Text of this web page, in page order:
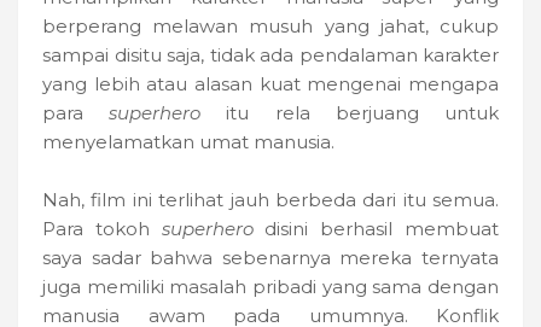
berperang melawan musuh yang jahat, cukup
sampai disitu saja, tidak ada pendalaman karakter
yang lebih atau alasan kuat mengenai mengapa
parasuperhero itu rela berjuang untuk
menyelamatkan umat manusia.
Nah, film ini terlihat jauh berbeda dari itu semua.
Para tokoh superhero disini berhasil membuat
saya sadar bahwa sebenarnya mereka ternyata
juga memiliki masalah pribadi yang sama dengan
manusia awam pada umumnya. Konflik